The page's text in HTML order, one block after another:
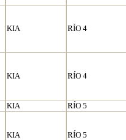
KIA RÍO 4
KIA RÍO 4
KIA RÍO 5
KIA RÍO 5